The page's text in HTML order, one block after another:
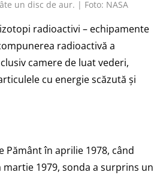
un disc de aur. | Foto: NASA
radioactivi – echipamente
radioactivă a
camere de luat vederi,
cu energie scăzută și
Pământ în aprilie 1978, când
1979, sonda a surprins un